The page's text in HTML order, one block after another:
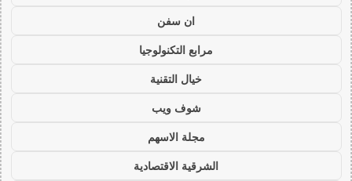
ان سفن
مرابع التكنولوجيا
خيال التقنية
شوف ويب
مجلة الاسهم
الشرقية الاقتصادية